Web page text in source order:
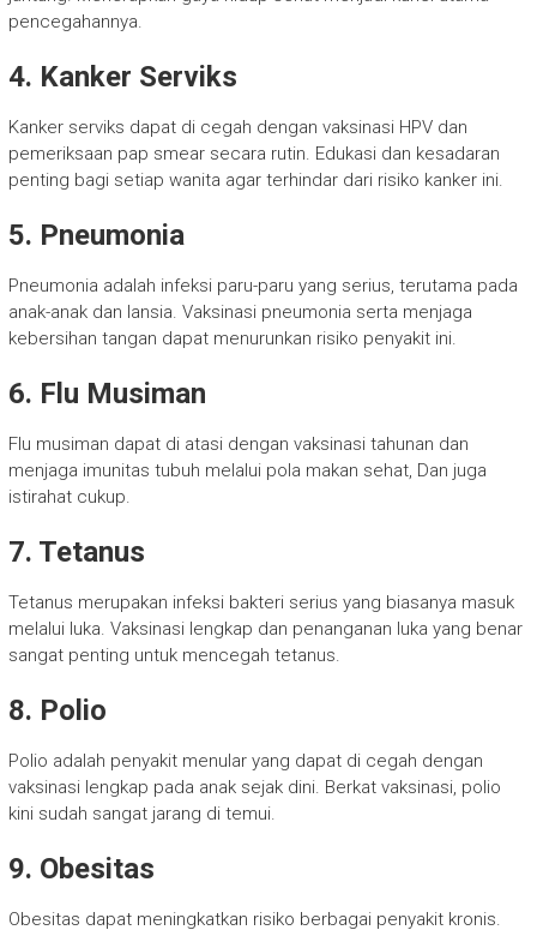
pencegahannya.
4. Kanker Serviks
Kanker serviks dapat di cegah dengan vaksinasi HPV dan
pemeriksaan pap smear secara rutin. Edukasi dan kesadaran
penting bagi setiap wanita agar terhindar dari risiko kanker ini.
5. Pneumonia
Pneumonia adalah infeksi paru-paru yang serius, terutama pada
anak-anak dan lansia. Vaksinasi pneumonia serta menjaga
kebersihan tangan dapat menurunkan risiko penyakit ini.
6. Flu Musiman
Flu musiman dapat di atasi dengan vaksinasi tahunan dan
menjaga imunitas tubuh melalui pola makan sehat, Dan juga
istirahat cukup.
7. Tetanus
Tetanus merupakan infeksi bakteri serius yang biasanya masuk
melalui luka. Vaksinasi lengkap dan penanganan luka yang benar
sangat penting untuk mencegah tetanus.
8. Polio
Polio adalah penyakit menular yang dapat di cegah dengan
vaksinasi lengkap pada anak sejak dini. Berkat vaksinasi, polio
kini sudah sangat jarang di temui.
9. Obesitas
Obesitas dapat meningkatkan risiko berbagai penyakit kronis.